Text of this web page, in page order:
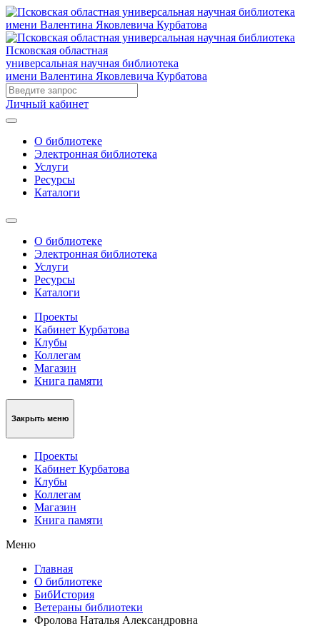
Псковская областная
универсальная научная библиотека
имени Валентина Яковлевича Курбатова
Личный кабинет
О библиотеке
Электронная библиотека
Услуги
Ресурсы
Каталоги
О библиотеке
Электронная библиотека
Услуги
Ресурсы
Каталоги
Проекты
Кабинет Курбатова
Клубы
Коллегам
Магазин
Книга памяти
Закрыть меню
Проекты
Кабинет Курбатова
Клубы
Коллегам
Магазин
Книга памяти
Меню
Главная
О библиотеке
БибИстория
Ветераны библиотеки
Фролова Наталья Александровна